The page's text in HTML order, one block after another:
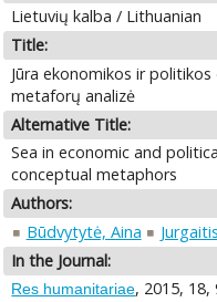
Lietuvių kalba / Lithuanian
Title:
Jūra ekonomikos ir
metaforų analizė
Alternative Title:
Sea in economic and
conceptual metaphors
Authors:
Būdvytytė, Aina
In the Journal:
Res humanitariae, 2015, 18,